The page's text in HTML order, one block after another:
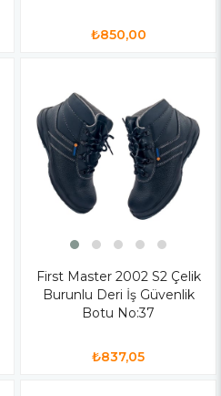
₺850,00
First Master 2002 S2 Çelik
Burunlu Deri İş Güvenlik
Botu No:37
₺837,05